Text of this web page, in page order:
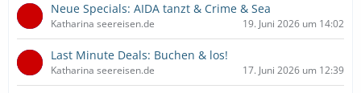
Neue Specials: AIDA tanzt & Crime & Sea
Katharina seereisen.de 19. Juni 2026 um 14:02
Last Minute Deals: Buchen & los!
Katharina seereisen.de 17. Juni 2026 um 12:39